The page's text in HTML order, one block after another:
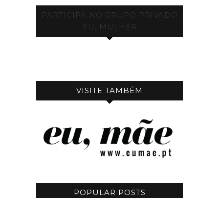
PARTICIPA NO GRUPO PRIVADO
EU, MULHER
VISITE TAMBÉM
POPULAR POSTS